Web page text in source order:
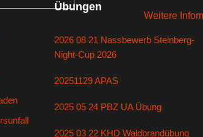
Übungen
2026 08 21 Nassbewerb Steinberg-
Night-Cup 2026
20251129 APAS
2025 05 24 PBZ UA Übung
2025 03 22 KHD Waldbrandübung
Weitere